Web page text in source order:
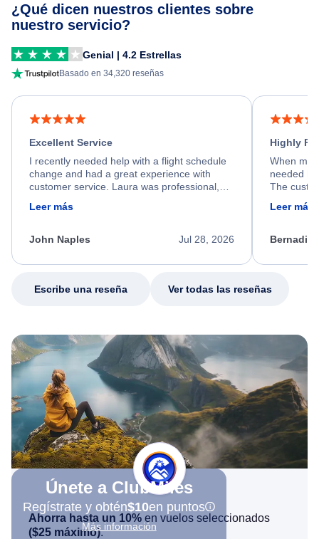
¿Qué dicen nuestros clientes sobre
nuestro servicio?
Genial | 4.2 Estrellas
Basado en 34,320 reseñas
Excellent Service
I recently needed help with a flight schedule
change and had a great experience with
customer service. Laura was professional,
friendly, and very helpful throughout the
process. She quickly found a solution and
appreciate her excellent service.
Leer más
Jul 28, 2026
John Naples
Highly
When my
needed
The
calm,
my issue.
Leer más
Escribe una reseña Ver todas las reseñas
Únete a ClubMiles
Regístrate y obtén$10en puntos
Más información
Ahorra hasta un 10% en vuelos seleccionados
($25 máximo).